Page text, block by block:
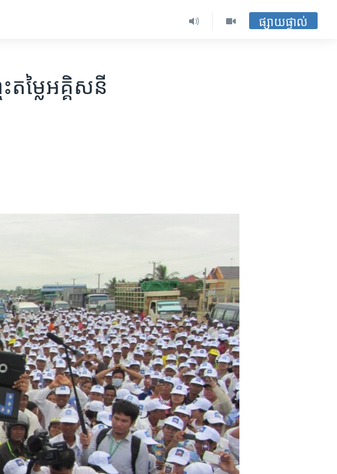
ផ្សាយផ្ទាល់
ម្លៃ​អគ្គិសនី​